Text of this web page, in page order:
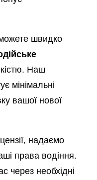
швидко
Наш
мінімальні
вашої нової
надаємо
права водіння.
через необхідні